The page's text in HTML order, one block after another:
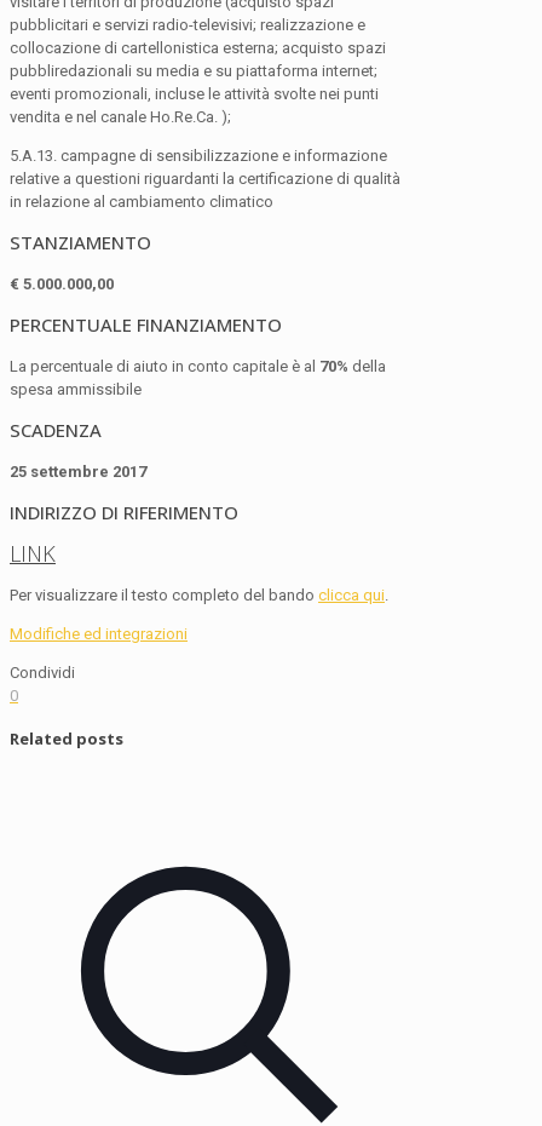
pubblicitari e servizi radio-televisivi; realizzazione e
collocazione di cartellonistica esterna; acquisto spazi
pubbliredazionali su media e su piattaforma internet;
eventi promozionali, incluse le attività svolte nei punti
vendita e nel canale Ho.Re.Ca. );
5.A.13. campagne di sensibilizzazione e informazione
relative a questioni riguardanti la certificazione di qualità
in relazione al cambiamento climatico
STANZIAMENTO
€ 5.000.000,00
PERCENTUALE FINANZIAMENTO
La percentuale di aiuto in conto capitale è al 70% della
spesa ammissibile
SCADENZA
25 settembre 2017
INDIRIZZO DI RIFERIMENTO
LINK
Per visualizzare il testo completo del bando clicca qui.
Modifiche ed integrazioni
Condividi
0
Related posts